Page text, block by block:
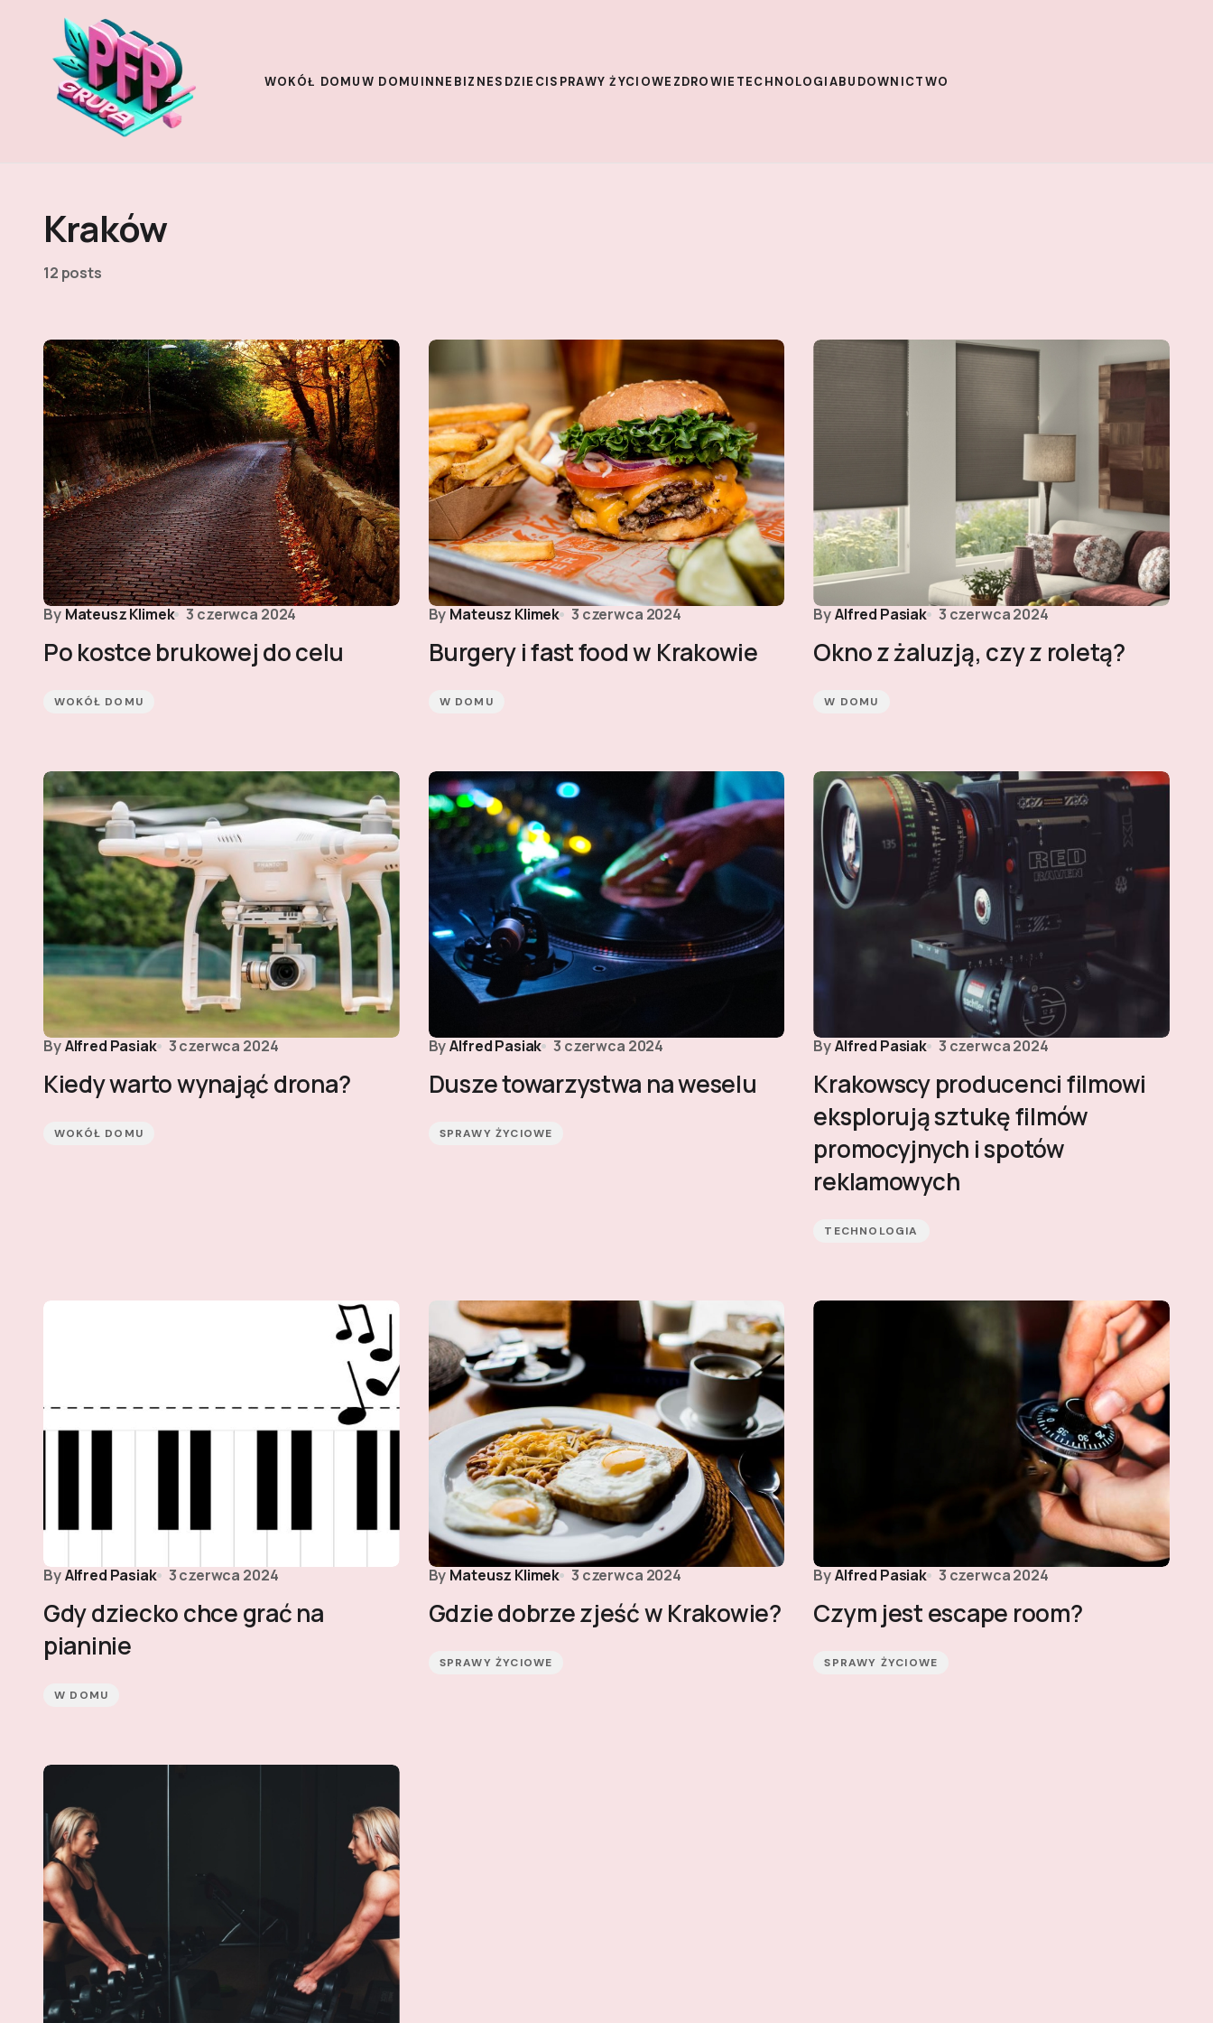
WOKÓŁ DOMUW DOMU INNE BIZNES DZIECISPRAWY ŻYCIOWE ZDROWIE TECHNOLOGIABUDOWNICTWO
Kraków
12 posts
By Mateusz Klimek 3 czerwca 2024
Po kostce brukowej do celu
WOKÓŁ DOMU
By Mateusz Klimek 3 czerwca 2024
Burgery i fast food w Krakowie
W DOMU
ByAlfred Pasiak 3 czerwca 2024
Okno z żaluzją, czy z roletą?
W DOMU
ByAlfred Pasiak 3 czerwca 2024
Kiedy warto wynająć drona?
WOKÓŁ DOMU
ByAlfred Pasiak 3 czerwca 2024
Dusze towarzystwa na weselu
SPRAWY ŻYCIOWE
ByAlfred Pasiak 3 czerwca 2024
Krakowscy producenci filmowi
eksplorują sztukę filmów
promocyjnych i spotów
reklamowych
TECHNOLOGIA
ByAlfred Pasiak 3 czerwca 2024
Gdy dziecko chce grać na
pianinie
W DOMU
By Mateusz Klimek 3 czerwca 2024
Gdzie dobrze zjeść w Krakowie?
SPRAWY ŻYCIOWE
ByAlfred Pasiak 3 czerwca 2024
Czym jest escape room?
SPRAWY ŻYCIOWE